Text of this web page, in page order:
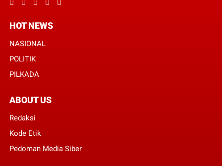
HOT NEWS
NASIONAL
POLITIK
PILKADA
ABOUT US
Redaksi
Kode Etik
Pedoman Media Siber